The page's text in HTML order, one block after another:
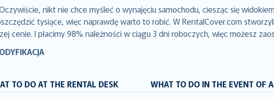
nikt nie chce myśleć o wynajęciu samochodu, ciesząc się
tysiące, więc naprawdę warto to robić. W RentalCover.com
cenie. I płacimy 98% należności w ciągu 3 dni roboczych, więc możesz
TO DO AT THE RENTAL DESK WHAT TO DO IN THE EVENT OF